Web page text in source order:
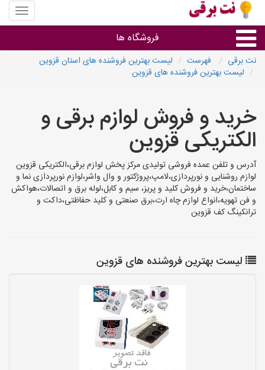
منوی
سایت
برقی
فروشگاه ها
روشنایی و نورپردازی
سایر گروه ها
فروشنده های لوازم برقی
نت برقی فهرست
لیست بهترین فروشنده های استان قزوین
لیست بهترین فروشنده های قزوین
خرید و فروش لوازم برقی و
الکتریکی قزوین
آدرس و تلفن عمده فروشی تولیدی مرکز پخش لوازم برقی،الکتریکی قزوین
لوازم روشنایی و نورپردازی،لامپ،پروژکتور و وال واشر،لوازم نورپردازی نما و
ساختمان،خرید و فروش کلید و پریز، سیم و کابل،لوله برق و اتصالات،هواکش
و فن تهویه،انواع لوازم چاه ارت،برق صنعتی و کلید حفاظتی،داکت و
ترانکینگ کف قزوین
لیست بهترین فروشنده های قزوین